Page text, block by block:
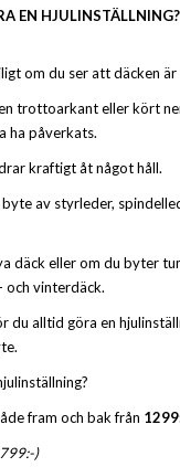
EN HJULINSTÄLLNING?
om du ser att däcken är
trottoarkant eller kört
ha påverkats.
kraftigt åt något håll.
av styrleder,
däck eller om du byter
och vinterdäck.
du alltid göra en
fram och bak från
)